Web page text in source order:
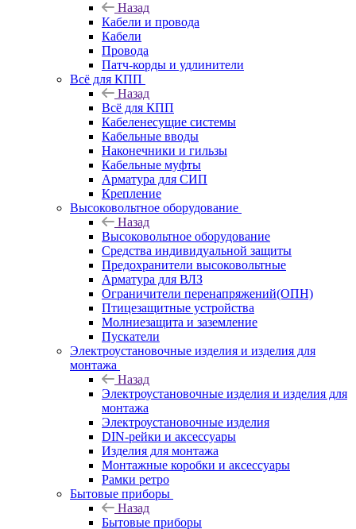
Назад
Кабели и провода
Кабели
Провода
Патч-корды и удлинители
Всё для КПП
Назад
Всё для КПП
Кабеленесущие системы
Кабельные вводы
Наконечники и гильзы
Кабельные муфты
Арматура для СИП
Крепление
Высоковольтное оборудование
Назад
Высоковольтное оборудование
Средства индивидуальной защиты
Предохранители высоковольтные
Арматура для ВЛЗ
Ограничители перенапряжений(ОПН)
Птицезащитные устройства
Молниезащита и заземление
Пускатели
Электроустановочные изделия и изделия для
монтажа
Назад
Электроустановочные изделия и изделия для
монтажа
Электроустановочные изделия
DIN-рейки и аксессуары
Изделия для монтажа
Монтажные коробки и аксессуары
Рамки ретро
Бытовые приборы
Назад
Бытовые приборы